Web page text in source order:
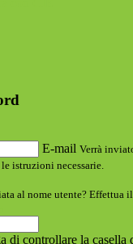
E-mail Verrà
istruzioni necessarie.
al nome utente? Effettua
di controllare la casella